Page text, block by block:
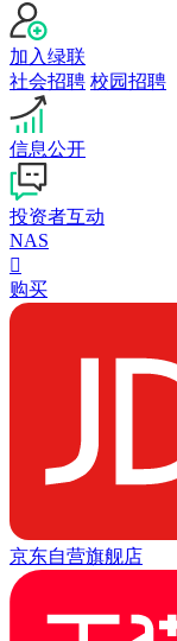
加入绿联
社会招聘 校园招聘
信息公开
投资者互动
NAS

购买
京东自营旗舰店